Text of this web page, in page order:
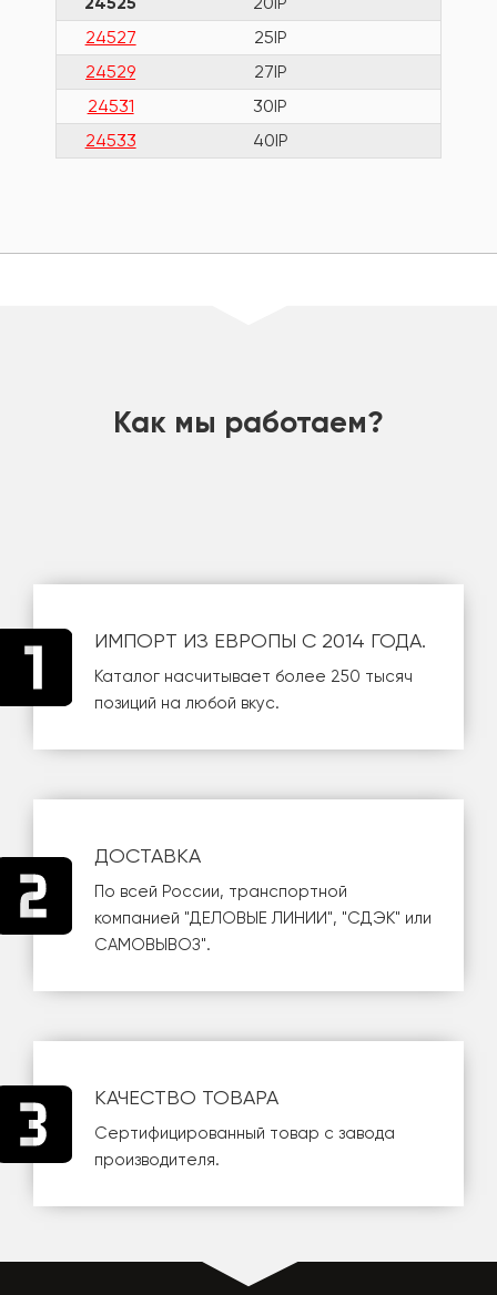
24527
25IP
24529
27IP
24531
30IP
24533
40IP
Как мы работаем?
ИМПОРТ ИЗ ЕВРОПЫ С 2014 ГОДА.
Каталог насчитывает более 250 тысяч
позиций на любой вкус.
ДОСТАВКА
По всей России, транспортной
компанией "ДЕЛОВЫЕ ЛИНИИ", "СДЭК" или
САМОВЫВОЗ".
КАЧЕСТВО ТОВАРА
Сертифицированный товар с завода
производителя.